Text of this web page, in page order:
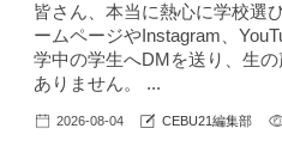
皆さん、本当に熱心に学校選
ームページやInstagram、
学中の学生へDMを送り、生
ありません。 ...
2026-08-04 CEBU21編集部